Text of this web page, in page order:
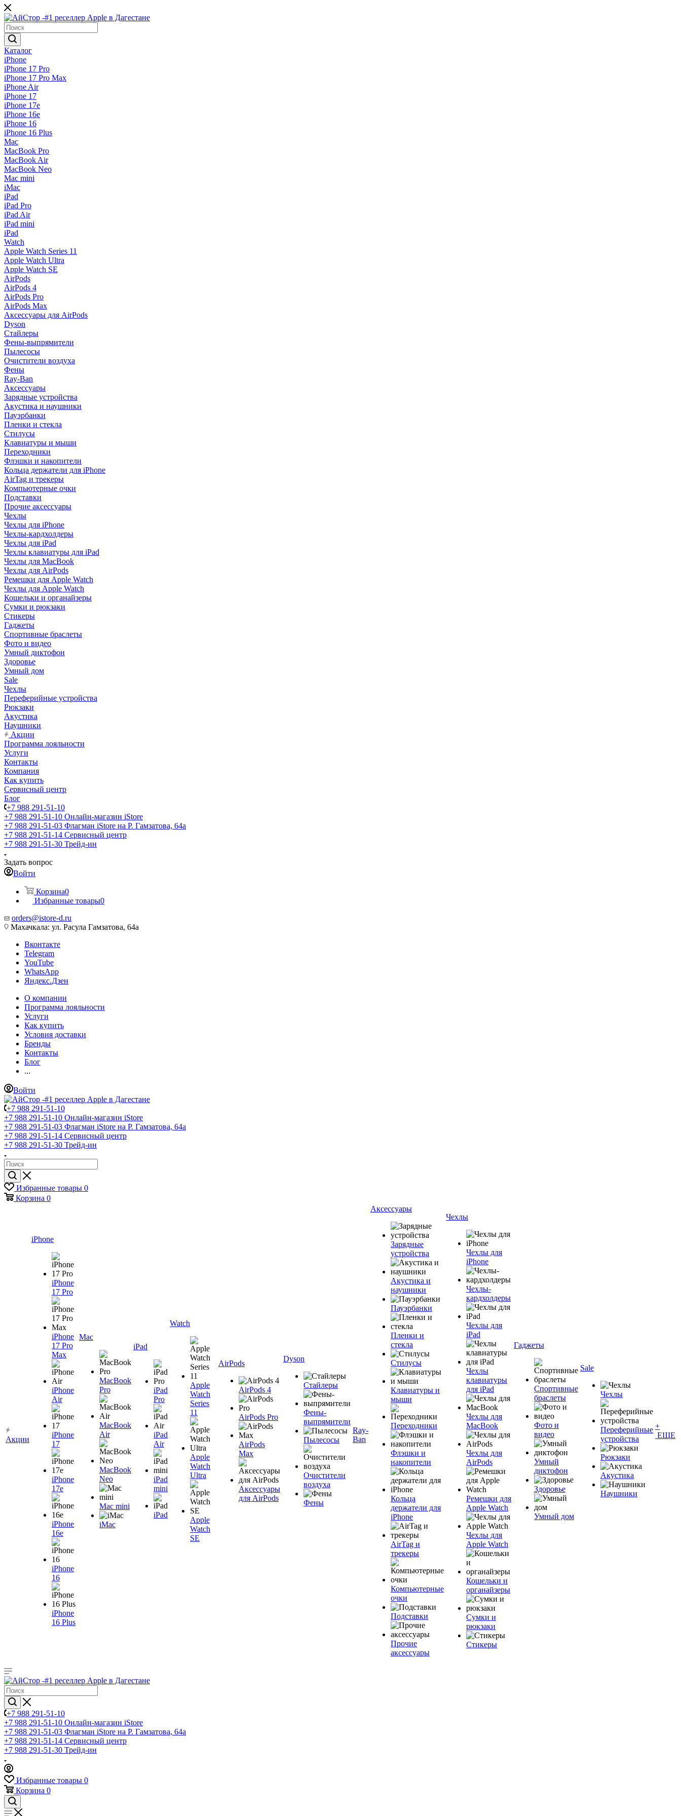
Каталог
iPhone
iPhone 17 Pro
iPhone 17 Pro Max
iPhone Air
iPhone 17
iPhone 17e
iPhone 16e
iPhone 16
iPhone 16 Plus
Mac
MacBook Pro
MacBook Air
MacBook Neo
Mac mini
iMac
iPad
iPad Pro
iPad Air
iPad mini
iPad
Watch
Apple Watch Series 11
Apple Watch Ultra
Apple Watch SE
AirPods
AirPods 4
AirPods Pro
AirPods Max
Аксессуары для AirPods
Dyson
Стайлеры
Фены-выпрямители
Пылесосы
Очистители воздуха
Фены
Ray-Ban
Аксессуары
Зарядные устройства
Акустика и наушники
Пауэрбанки
Пленки и стекла
Стилусы
Клавиатуры и мыши
Переходники
Флэшки и накопители
Кольца держатели для iPhone
AirTag и трекеры
Компьютерные очки
Подставки
Прочие аксессуары
Чехлы
Чехлы для iPhone
Чехлы-кардхолдеры
Чехлы для iPad
Чехлы клавиатуры для iPad
Чехлы для MacBook
Чехлы для AirPods
Ремешки для Apple Watch
Чехлы для Apple Watch
Кошельки и органайзеры
Сумки и рюкзаки
Стикеры
Гаджеты
Спортивные браслеты
Фото и видео
Умный диктофон
Здоровье
Умный дом
Sale
Чехлы
Переферийные устройства
Рюкзаки
Акустика
Наушники
Акции
Программа лояльности
Услуги
Контакты
Компания
Как купить
Сервисный центр
Блог
+7 988 291-51-10
+7 988 291-51-10 Онлайн-магазин iStore
+7 988 291-51-03 Флагман iStore на Р. Гамзатова, 64а
+7 988 291-51-14 Сервисный центр
+7 988 291-51-30 Трейд-ин
Задать вопрос
Войти
Корзина0
Избранные товары0
orders@istore-d.ru
Махачкала: ул. Расула Гамзатова, 64а
Вконтакте
Telegram
YouTube
WhatsApp
Яндекс.Дзен
О компании
Программа лояльности
Услуги
Как купить
Условия доставки
Бренды
Контакты
Блог
...
Войти
+7 988 291-51-10
+7 988 291-51-10 Онлайн-магазин iStore
+7 988 291-51-03 Флагман iStore на Р. Гамзатова, 64а
+7 988 291-51-14 Сервисный центр
+7 988 291-51-30 Трейд-ин
Избранные товары 0
Корзина 0
Акции
iPhone
iPhone
17 Pro
iPhone
17 Pro
Max
iPhone
Air
iPhone
17
iPhone
17e
iPhone
16e
iPhone
16
iPhone
16 Plus
Mac
MacBook
Pro
MacBook
Air
MacBook
Neo
Mac mini
iMac
iPad
iPad
Pro
iPad
Air
iPad
mini
iPad
Watch
Apple
Watch
Series
11
Apple
Watch
Ultra
Apple
Watch
SE
AirPods
AirPods 4
AirPods Pro
AirPods
Max
Аксессуары
для AirPods
Dyson
Стайлеры
Фены-
выпрямители
Пылесосы
Очистители
воздуха
Фены
Ray-
Ban
Аксессуары
Зарядные
устройства
Акустика и
наушники
Пауэрбанки
Пленки и
стекла
Стилусы
Клавиатуры и
мыши
Переходники
Флэшки и
накопители
Кольца
держатели для
iPhone
AirTag и
трекеры
Компьютерные
очки
Подставки
Прочие
аксессуары
Чехлы
Чехлы для
iPhone
Чехлы-
кардхолдеры
Чехлы для
iPad
Чехлы
клавиатуры
для iPad
Чехлы для
MacBook
Чехлы для
AirPods
Ремешки для
Apple Watch
Чехлы для
Apple Watch
Кошельки и
органайзеры
Сумки и
рюкзаки
Стикеры
Гаджеты
Спортивные
браслеты
Фото и
видео
Умный
диктофон
Здоровье
Умный дом
Sale
Чехлы
Переферийные
устройства
Рюкзаки
Акустика
Наушники
+
ЕЩЕ
+7 988 291-51-10
+7 988 291-51-10 Онлайн-магазин iStore
+7 988 291-51-03 Флагман iStore на Р. Гамзатова, 64а
+7 988 291-51-14 Сервисный центр
+7 988 291-51-30 Трейд-ин
Избранные товары 0
Корзина 0